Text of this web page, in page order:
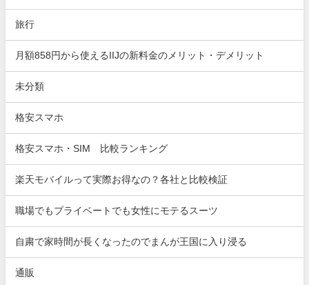
旅行
月額858円から使えるIIJの新料金のメリット・デメリット
未分類
格安スマホ
格安スマホ・SIM 比較ランキング
楽天モバイルって実際お得なの？各社と比較検証
職場でもプライベートでも女性にモテるスーツ
自粛で家時間が長くなったのでまんが王国に入り浸る
通販